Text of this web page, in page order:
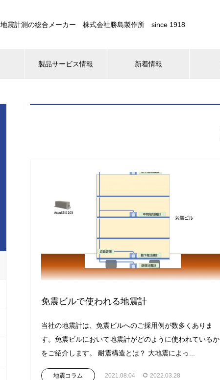
地震計測の総合メーカー 株式会社勝島製作所 since 1918
製品サービス情報 新着情報
免震ビルで使われる地震計
当社の地震計は、免震ビルへのご採用例が数多くありま
す。免震ビルにおいて地震計がどのように使われているか
をご紹介します。 耐震構造とは？ 大地震によっ...
地震コラム 2021.08.04 2022.03.28